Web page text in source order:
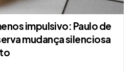
impulsivo: Paulo de
mudança silenciosa